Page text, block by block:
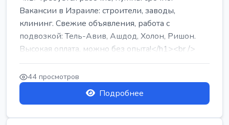
Вакансии в Израиле: строители, заводы,
клининг. Свежие объявления, работа с
подвозкой: Тель-Авив, Ашдод, Холон, Ришон.
Высокая оплата, можно без опыта!</h1><br />
...
44 просмотров
Подробнее